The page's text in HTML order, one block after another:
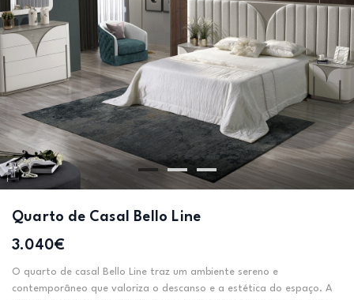
Quarto de Casal Bello Line
3.040€
O quarto de casal Bello Line traz um ambiente sereno e
contemporâneo que valoriza o descanso e a estética do espaço. A